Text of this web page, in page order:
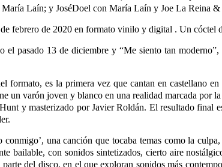
Laín; y JoséDoel con María Laín y Joe La Reina &
febrero de 2020 en formato vinilo y digital . Un
el pasado 13 de diciembre y “Me siento tan
formato, es la primera vez que cantan en castellano
un varón joven y blanco en una realidad marcada por
y masterizado por Javier Roldán. El resultado final
una canción que tocaba temas como la
bailable, con sonidos sintetizados, cierto aire
del disco, en el que exploran sonidos más